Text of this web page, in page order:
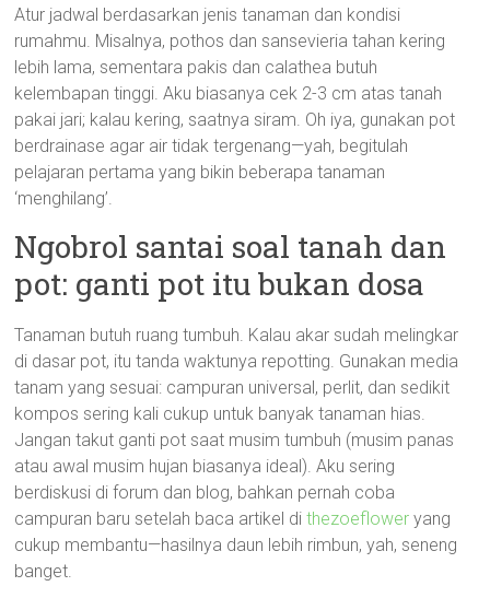
Atur jadwal berdasarkan jenis tanaman dan kondisi
rumahmu. Misalnya, pothos dan sansevieria tahan kering
lebih lama, sementara pakis dan calathea butuh
kelembapan tinggi. Aku biasanya cek 2-3 cm atas tanah
pakai jari; kalau kering, saatnya siram. Oh iya, gunakan pot
berdrainase agar air tidak tergenang—yah, begitulah
pelajaran pertama yang bikin beberapa tanaman
‘menghilang’.
Ngobrol santai soal tanah dan
pot: ganti pot itu bukan dosa
Tanaman butuh ruang tumbuh. Kalau akar sudah melingkar
di dasar pot, itu tanda waktunya repotting. Gunakan media
tanam yang sesuai: campuran universal, perlit, dan sedikit
kompos sering kali cukup untuk banyak tanaman hias.
Jangan takut ganti pot saat musim tumbuh (musim panas
atau awal musim hujan biasanya ideal). Aku sering
berdiskusi di forum dan blog, bahkan pernah coba
campuran baru setelah baca artikel dithezoeflower yang
cukup membantu—hasilnya daun lebih rimbun, yah, seneng
banget.